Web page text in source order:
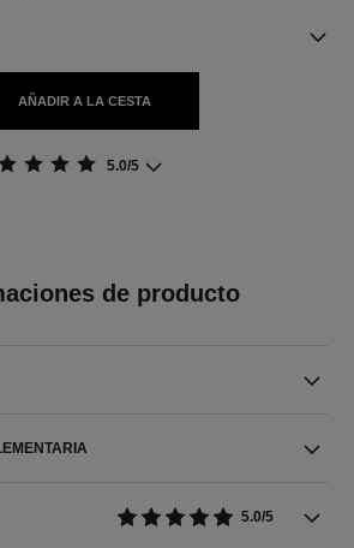
AÑADIR A LA CESTA
5.0/5
de producto
5.0/5